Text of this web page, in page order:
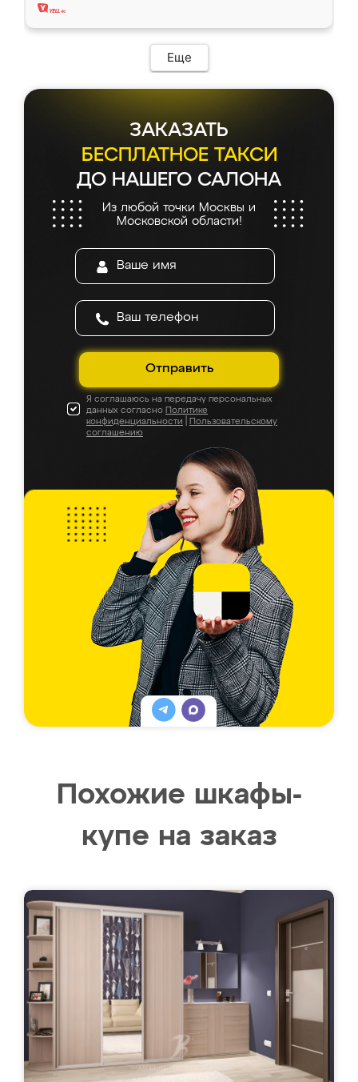
Еще
ЗАКАЗАТЬ
БЕСПЛАТНОЕ ТАКСИ
ДО НАШЕГО САЛОНА
Из любой точки Москвы и
Московской области!
Отправить
Я соглашаюсь на передачу персональных
данных согласно Политике
конфиденциальности
Пользовательскому
соглашению
Похожие шкафы-
купе на заказ